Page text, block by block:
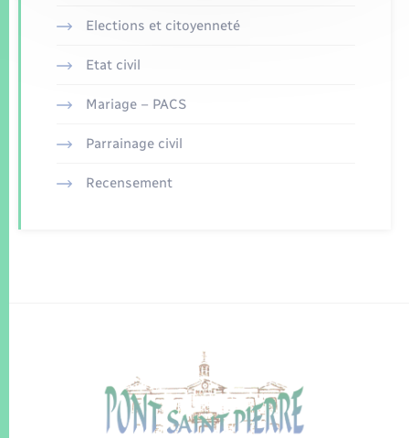
Elections et citoyenneté
Etat civil
Mariage – PACS
Parrainage civil
Recensement